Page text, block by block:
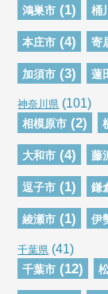
鴻巣市 (1) 桶
本庄市 (4) 寄
加須市 (3) 蓮
神奈川県 (101)
相模原市 (2)
大和市 (4) 藤
逗子市 (1) 鎌
綾瀬市 (1) 伊
千葉県 (41)
千葉市 (12)